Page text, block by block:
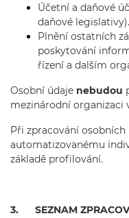
Účetní a daňové
daňové legislativy).
Plnění ostatních
poskytování
řízení a dalším
Osobní údaje nebudou
mezinárodní organizaci
Při zpracování osobních
automatizovanému
základě profilování.
3. SEZNAM